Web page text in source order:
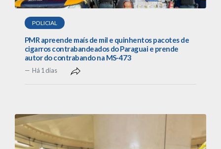
POLICIAL
PMR apreende maís de mil e quinhentos pacotes de
cigarros contrabandeados do Paraguai e prende
autor do contrabando na MS-473
Há 1 dias